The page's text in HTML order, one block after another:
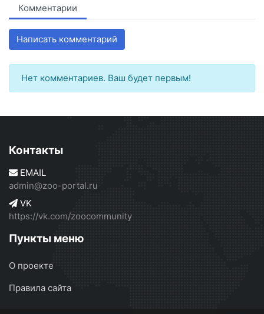
Комментарии
Написать комментарий
Нет комментариев. Ваш будет первым!
Контакты
EMAIL
admin@zoo-portal.ru
VK
https://vk.com/zoocommunity
Пункты меню
О проекте
Правила сайта